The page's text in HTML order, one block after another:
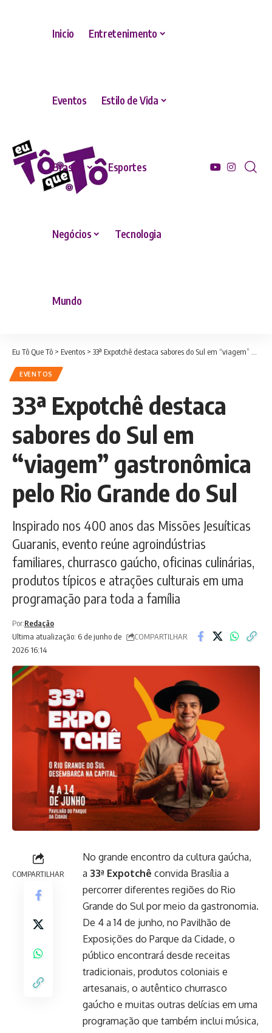
Inicio Entretenimento
Eventos Estilo de Vida
Brasília Esportes
Negócios Tecnologia
Mundo
Eu Tô Que Tô > Eventos > 33ª Expotchê destaca sabores do Sul em “viagem” gastronômica pelo Rio Grande do Sul
EVENTOS
33ª Expotchê destaca
sabores do Sul em
“viagem” gastronômica
pelo Rio Grande do Sul
Inspirado nos 400 anos das Missões Jesuíticas
Guaranis, evento reúne agroindústrias
familiares, churrasco gaúcho, oficinas culinárias,
produtos típicos e atrações culturais em uma
programação para toda a família
Ultima atualização: 6 de junho de
2026 16:14
Por:Redação
COMPARTILHAR
COMPARTILHAR
No grande encontro da cultura gaúcha,
a 33ª Expotchê convida Brasília a
percorrer diferentes regiões do Rio
Grande do Sul por meio da gastronomia.
De 4 a 14 de junho, no Pavilhão de
Exposições do Parque da Cidade, o
público encontrará desde receitas
tradicionais, produtos coloniais e
artesanais, o autêntico churrasco
gaúcho e muitas outras delícias em uma
programação que também inclui música,